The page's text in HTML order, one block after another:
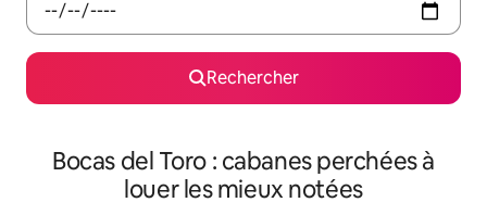
Rechercher
Bocas del Toro : cabanes perchées à
louer les mieux notées